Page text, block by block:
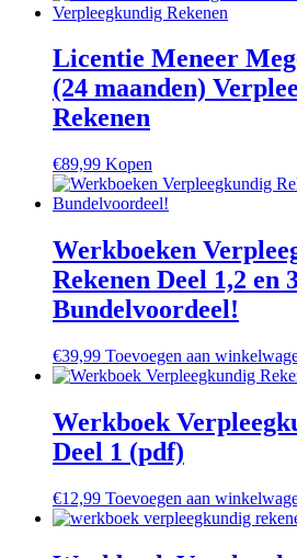
Licentie Meneer
(24 maanden)
Rekenen
€89,99 Kopen
Werkboeken
Rekenen Deel 1,2 en
Bundelvoordeel!
€39,99 Toevoegen aan
Werkboek
Deel 1 (pdf)
€12,99 Toevoegen aan